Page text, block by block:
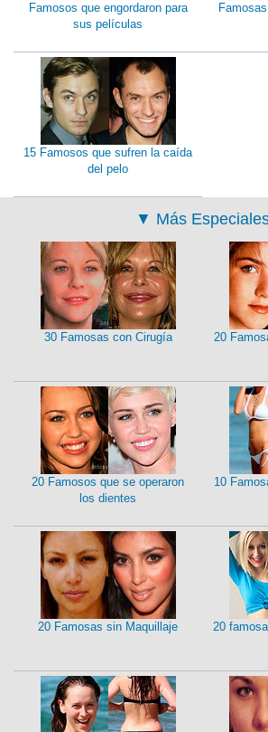
Famosos que engordaron para
sus películas
15 Famosos que sufren la caída
del pelo
▼ Más
30 Famosas con Cirugía
20
20 Famosos que se operaron
los dientes
10
20 Famosas sin Maquillaje
20